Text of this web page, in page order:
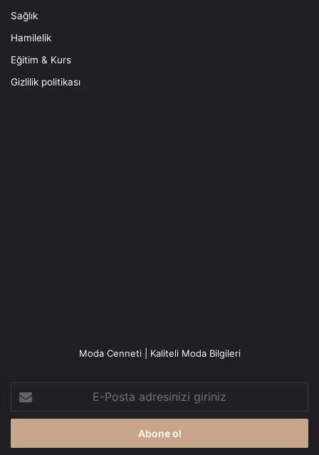
Sağlık
Hamilelik
Eğitim & Kurs
Gizlilik politikası
Moda Cenneti | Kaliteli Moda Bilgileri
Posta
adresinizi